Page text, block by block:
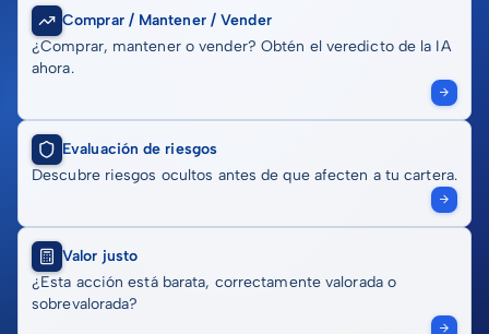
Comprar / Mantener / Vender
¿Comprar, mantener o vender? Obtén el veredicto de la IA
ahora.
Evaluación de riesgos
Descubre riesgos ocultos antes de que afecten a tu cartera.
Valor justo
¿Esta acción está barata, correctamente valorada o
sobrevalorada?